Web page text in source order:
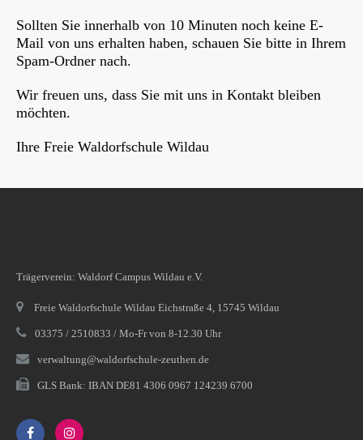
Sollten Sie innerhalb von 10 Minuten noch keine E-
Mail von uns erhalten haben, schauen Sie bitte in Ihrem
Spam-Ordner nach.
Wir freuen uns, dass Sie mit uns in Kontakt bleiben
möchten.
Ihre Freie Waldorfschule Wildau
Trägerverein: Waldorf Campus Wildau e.V.
Freie Waldorfschule Wildau Eichstraße 4, 15745 Wildau
03375 / 2510833 / Mo-Fr von 8-12.30 Uhr
verwaltung@waldorfschule-zeuthen.de
GLS Bank: IBAN DE81 4306 0967 124239 6700